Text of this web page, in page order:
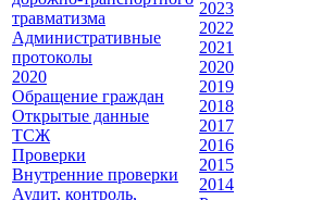
травматизма
Административные
протоколы
2020
Обращение граждан
Открытые данные
ТСЖ
Проверки
Внутренние проверки
Аудит, контроль,
2023
2022
2021
2020
2019
2018
2017
2016
2015
2014